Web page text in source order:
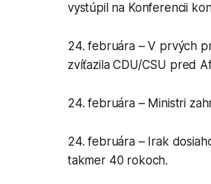
vystúpil na Konferencii
24. februára – V prvých
zvíťazila CDU/CSU pred
24. februára – Ministri
24. februára – Irak
takmer 40 rokoch.